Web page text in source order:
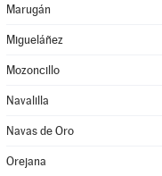
Marugán
Migueláñez
Mozoncillo
Navalilla
Navas de Oro
Orejana